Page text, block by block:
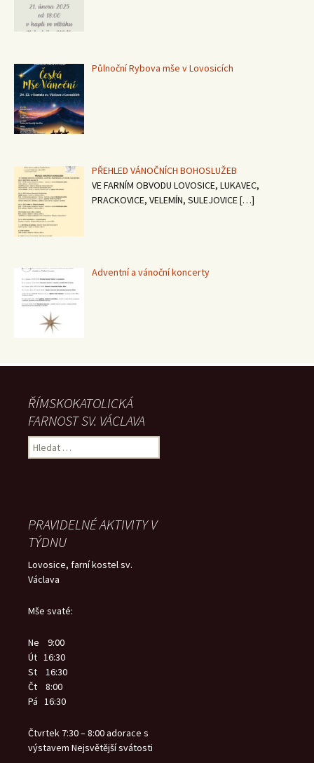
Půlnoční Rybova mše v Lovosicích
PŘEHLED VÁNOČNÍCH BOHOSLUŽEB
VE FARNÍM OBVODU LOVOSICE, LUKAVEC,
PRACKOVICE, VELEMÍN, SULEJOVICE[…]
Adventní a vánoční koncerty
ŘÍMSKOKATOLICKÁ
FARNOST SV. VÁCLAVA
Vyhledávání
PRAVIDELNÉ AKTIVITY V
TÝDNU
Lovosice, farní kostel sv.
Václava
Mše svaté:
Ne 9:00
Út 16:30
St 16:30
Čt 8:00
Pá 16:30
Čtvrtek 7:30 – 8:00 adorace s
výstavem Nejsvětější svátosti